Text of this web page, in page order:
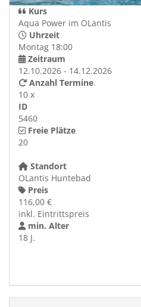
Kurs
Aqua Power im OLantis
Uhrzeit
Montag 18:00
Zeitraum
12.10.2026 - 14.12.2026
Anzahl Termine
10 x
ID
5460
Freie Plätze
20
Standort
OLantis Huntebad
Preis
116,00 €
inkl. Eintrittspreis
min. Alter
18 J.